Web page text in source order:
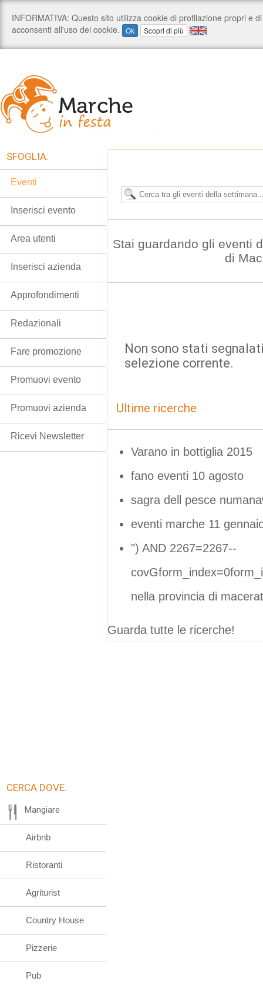
Stai guardando gli eventi
di
Non sono stati
selezione corrente.
Ultime ricerche
Varano in bottiglia 2015
fano eventi 10 agosto
sagra dell pesce
eventi marche 11
") AND 2267=2267--
nella provincia di
Guarda tutte le ricerche!
SFOGLIA:
Eventi
Inserisci evento
Area utenti
Inserisci azienda
Approfondimenti
Redazionali
Fare promozione
Promuovi evento
Promuovi azienda
Ricevi Newsletter
CERCA DOVE:
Mangiare
Airbnb
Ristoranti
Agriturist
Country House
Pizzerie
Pub